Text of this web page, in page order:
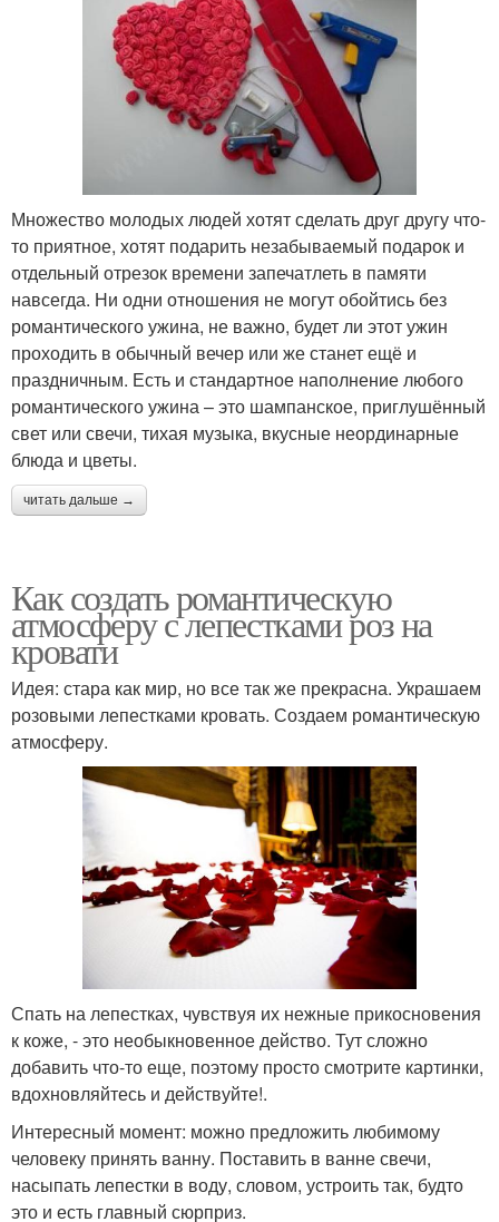
Множество молодых людей хотят сделать друг другу что-
то приятное, хотят подарить незабываемый подарок и
отдельный отрезок времени запечатлеть в памяти
навсегда. Ни одни отношения не могут обойтись без
романтического ужина, не важно, будет ли этот ужин
проходить в обычный вечер или же станет ещё и
праздничным. Есть и стандартное наполнение любого
романтического ужина – это шампанское, приглушённый
свет или свечи, тихая музыка, вкусные неординарные
блюда и цветы.
читать дальше →
Как создать романтическую
атмосферу с лепестками роз на
кровати
Идея: стара как мир, но все так же прекрасна. Украшаем
розовыми лепестками кровать. Создаем романтическую
атмосферу.
Спать на лепестках, чувствуя их нежные прикосновения
к коже, - это необыкновенное действо. Тут сложно
добавить что-то еще, поэтому просто смотрите картинки,
вдохновляйтесь и действуйте!.
Интересный момент: можно предложить любимому
человеку принять ванну. Поставить в ванне свечи,
насыпать лепестки в воду, словом, устроить так, будто
это и есть главный сюрприз.